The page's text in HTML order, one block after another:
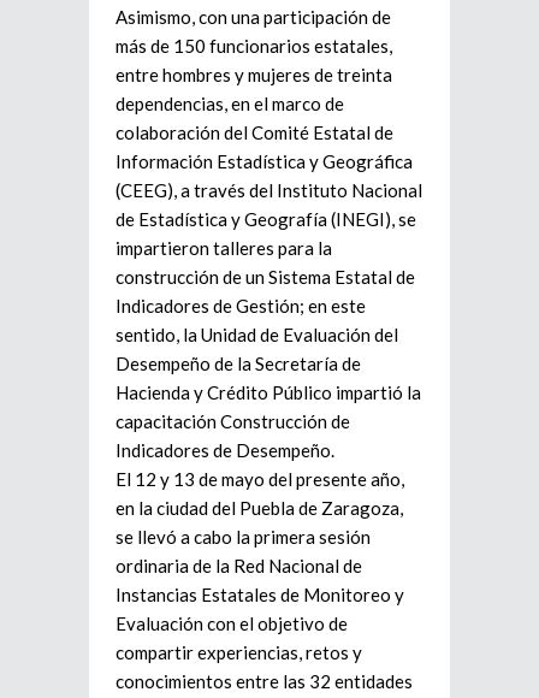
Asimismo, con una participación de
más de 150 funcionarios estatales,
entre hombres y mujeres de treinta
dependencias, en el marco de
colaboración del Comité Estatal de
Información Estadística y Geográfica
(CEEG), a través del Instituto Nacional
de Estadística y Geografía (INEGI), se
impartieron talleres para la
construcción de un Sistema Estatal de
Indicadores de Gestión; en este
sentido, la Unidad de Evaluación del
Desempeño de la Secretaría de
Hacienda y Crédito Público impartió la
capacitación Construcción de
Indicadores de Desempeño.
El 12 y 13 de mayo del presente año,
en la ciudad del Puebla de Zaragoza,
se llevó a cabo la primera sesión
ordinaria de la Red Nacional de
Instancias Estatales de Monitoreo y
Evaluación con el objetivo de
compartir experiencias, retos y
conocimientos entre las 32 entidades